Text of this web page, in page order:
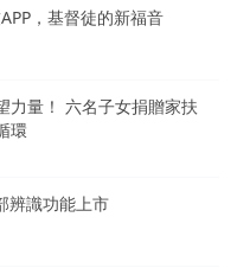
，基督徒的新福音
力量！ 六名子女捐贈家扶
環
辨識功能上市